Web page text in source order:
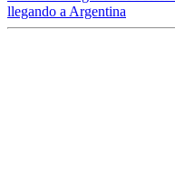
llegando a Argentina